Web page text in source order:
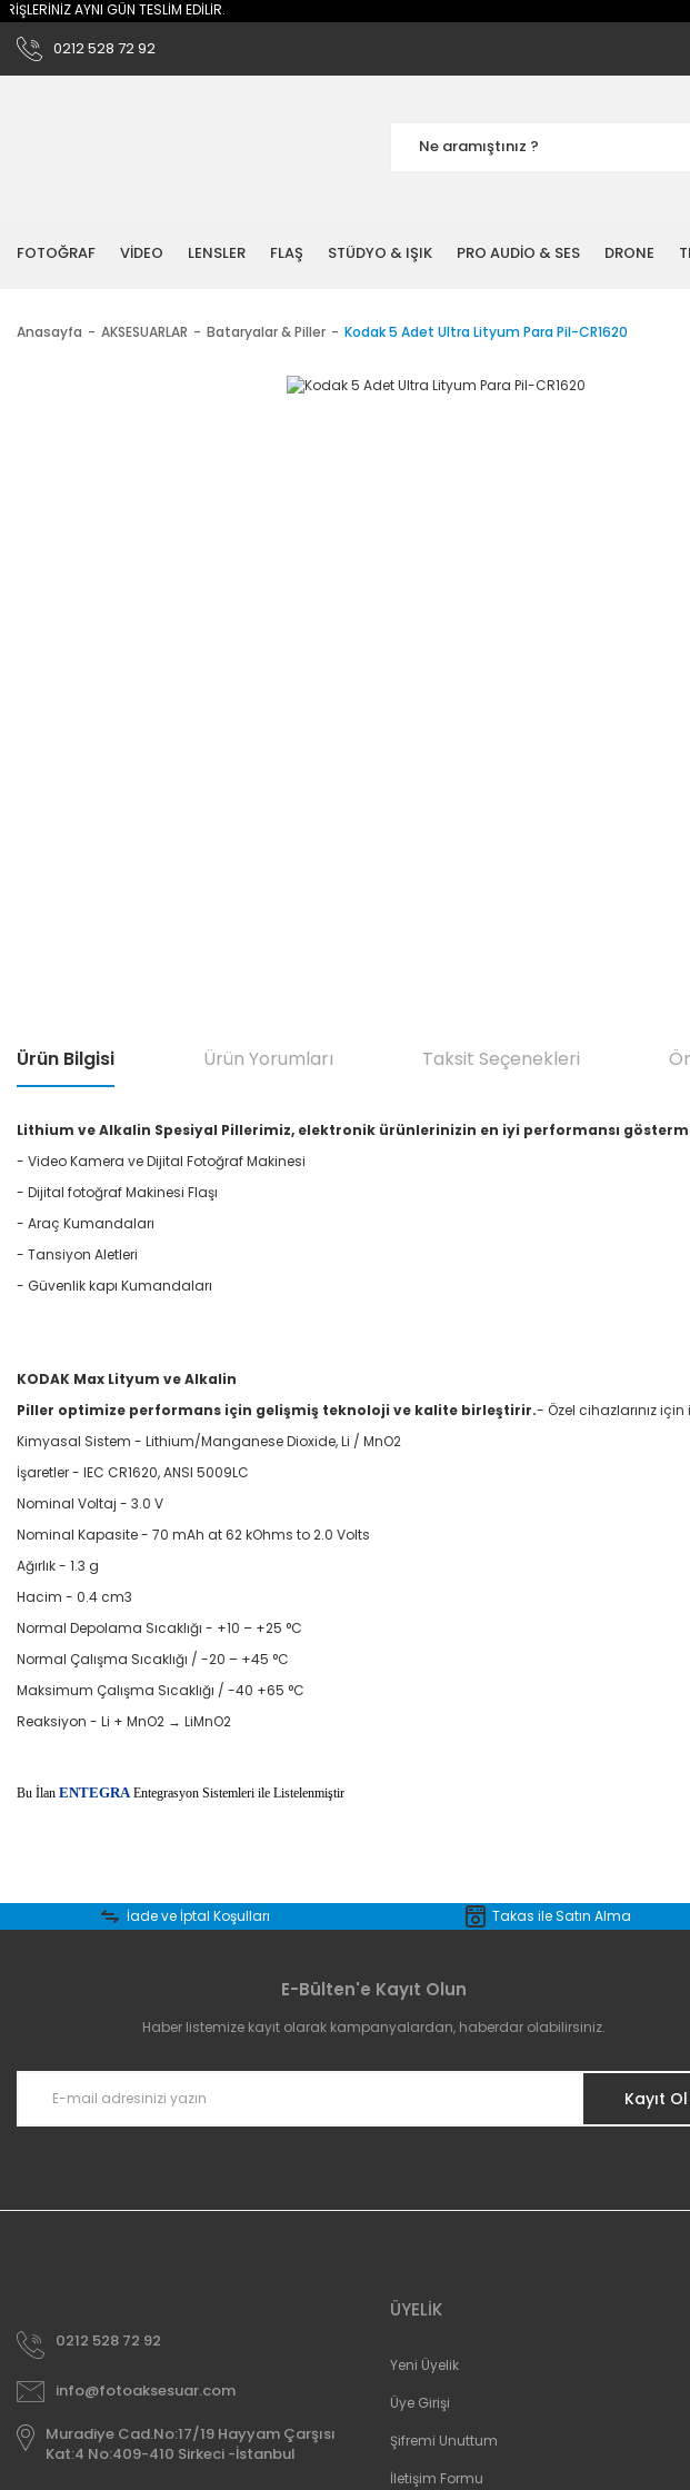
AYNI GÜN TESLİM EDİLİR.
0212 528 72 92
FOTOĞRAF VİDEO LENSLER FLAŞ STÜDYO & IŞIK PRO AUDİO & SES DRONE
Anasayfa AKSESUARLAR Bataryalar & Piller Kodak 5 Adet Ultra Lityum Para Pil-CR1620
Ürün Bilgisi Ürün Yorumları Taksit Seçenekleri
Lithium ve Alkalin Spesiyal Pillerimiz, elektronik ürünlerinizin en iyi performansı
- Video Kamera ve Dijital Fotoğraf Makinesi
- Dijital fotoğraf Makinesi Flaşı
- Araç Kumandaları
- Tansiyon Aletleri
- Güvenlik kapı Kumandaları
KODAK Max Lityum ve Alkalin
Piller optimize performans için gelişmiş teknoloji ve kalite birleştirir.- Özel cihazlarınız
Kimyasal Sistem - Lithium/Manganese Dioxide, Li / MnO2
İşaretler - IEC CR1620, ANSI 5009LC
Nominal Voltaj - 3.0 V
Nominal Kapasite - 70 mAh at 62 kOhms to 2.0 Volts
Ağırlık - 1.3 g
Hacim - 0.4 cm3
Normal Depolama Sıcaklığı - +10 – +25 °C
Normal Çalışma Sıcaklığı / -20 – +45 °C
Maksimum Çalışma Sıcaklığı / -40 +65 °C
Reaksiyon - Li + MnO2 → LiMnO2
Bu İlan ENTEGRAEntegrasyon Sistemleri ile Listelenmiştir
Bu
Görüş ve önerileriniz için teşekkür ederiz.
Ürün açıklamasında eksik bilgiler bulunuyor.
Ürün bilgilerinde hatalar bulunuyor.
Bu ürüne benzer farklı alternatifler olmalı.
İade ve İptal Koşulları Takas ile Satın Alma
E-Bülten'e Kayıt Olun
Haber listemize kayıt olarak kampanyalardan, haberdar olabilirsiniz.
Kayıt Ol
0212 528 72 92
info@fotoaksesuar.com
Muradiye Cad.No:17/19 Hayyam Çarşısı
Kat:4 No:409-410 Sirkeci -İstanbul
ÜYELİK
Yeni Üyelik
Üye Girişi
Şifremi Unuttum
İletişim Formu